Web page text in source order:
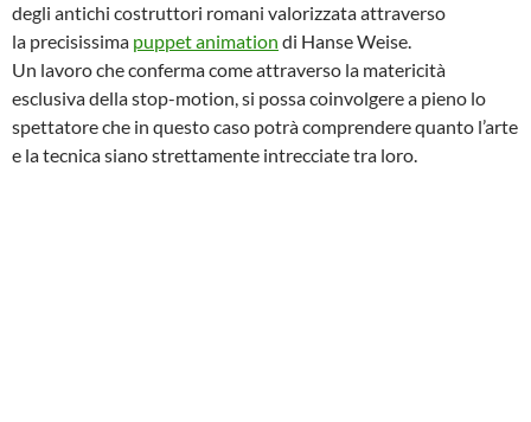
degli antichi costruttori romani valorizzata attraverso
la precisissima puppet animation di Hanse Weise.
Un lavoro che conferma come attraverso la matericità
esclusiva della stop-motion, si possa coinvolgere a pieno lo
spettatore che in questo caso potrà comprendere quanto l’arte
e la tecnica siano strettamente intrecciate tra loro.